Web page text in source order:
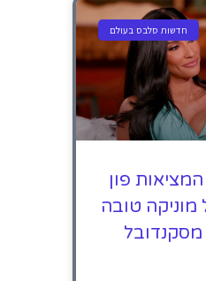
חדשות סלבס בעולם
פון
מוניקה טובה